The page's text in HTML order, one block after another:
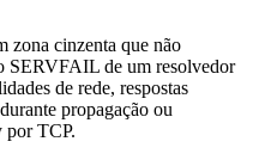
zona cinzenta que não
SERVFAIL de um resolvedor
de rede, respostas
propagação ou
por TCP.